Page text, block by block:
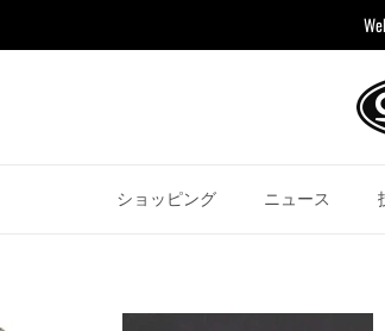
ショッピング ニュース